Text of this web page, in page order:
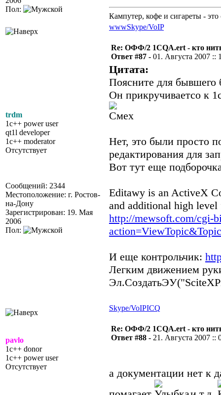
Пол:
Кампутер, кофе и сигареты - это
wwwSkype/VoIP
trdm
1c++ power user
qt1l developer
1c++ moderator
Отсутствует
Сообщений: 2344
Местоположение: г. Ростов-
на-Дону
Зарегистрирован: 19. Мая
2006
Пол:
Re: ОФФ/2 1CQA.ert - кто
Ответ #87 - 01. Августа 2007 ::
Цитата:
Поясните для бывшего
Он прикручиваетсо к
Нет, это были просто
редактирования для
Вот тут еще
Editawy is an ActiveX
and additional high level
http://mewsoft.com/cgi-
И еще контрольчик:
Легким движением
Skype/VoIPICQ
pavlo
1c++ donor
1c++ power user
Отсутствует
Re: ОФФ/2 1CQA.ert - кто
Ответ #88 - 21. Августа 2007 ::
а документации нет к